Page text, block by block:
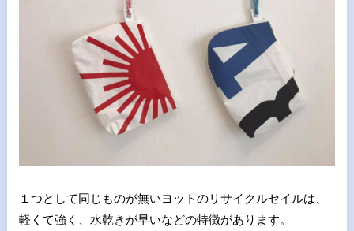
１つとして同じものが無いヨットのリサイクルセイルは、
軽くて強く、水乾きが早いなどの特徴があります。